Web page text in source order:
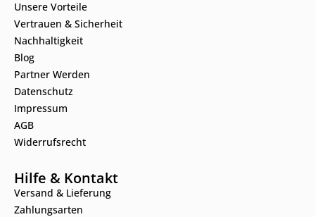
Unsere Vorteile
Vertrauen & Sicherheit
Nachhaltigkeit
Blog
Partner Werden
Datenschutz
Impressum
AGB
Widerrufsrecht
Hilfe & Kontakt
Versand & Lieferung
Zahlungsarten